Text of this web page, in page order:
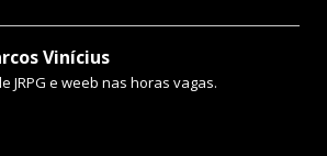
Vinícius
JRPG e weeb nas horas vagas.